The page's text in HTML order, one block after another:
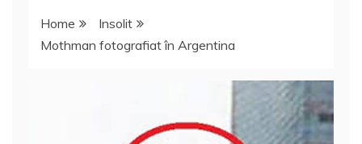
Home
Insolit
Mothman fotografiat în Argentina